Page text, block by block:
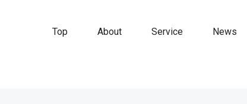
Top About Service News